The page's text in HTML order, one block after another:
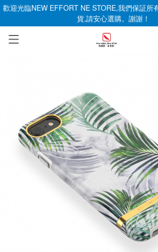
歡迎光臨NEW EFFORT NE STORE,我們保証所
貨,請安心選購。謝謝！
已加入購物車